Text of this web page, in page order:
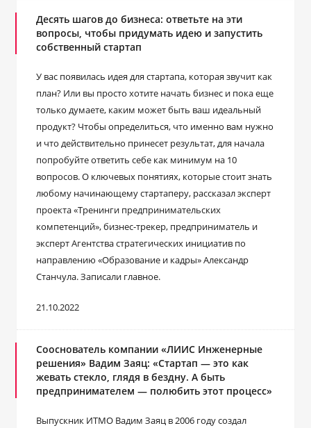
Десять шагов до бизнеса: ответьте на эти
вопросы, чтобы придумать идею и запустить
собственный стартап
У вас появилась идея для стартапа, которая звучит как
план? Или вы просто хотите начать бизнес и пока еще
только думаете, каким может быть ваш идеальный
продукт? Чтобы определиться, что именно вам нужно
и что действительно принесет результат, для начала
попробуйте ответить себе как минимум на 10
вопросов. О ключевых понятиях, которые стоит знать
любому начинающему стартаперу, рассказал эксперт
проекта «Тренинги предпринимательских
компетенций», бизнес-трекер, предприниматель и
эксперт Агентства стратегических инициатив по
направлению «Образование и кадры» Александр
Станчула. Записали главное.
21.10.2022
Сооснователь компании «ЛИИС Инженерные
решения» Вадим Заяц: «Стартап — это как
жевать стекло, глядя в бездну. А быть
предпринимателем — полюбить этот процесс»
Выпускник ИТМО Вадим Заяц в 2006 году создал